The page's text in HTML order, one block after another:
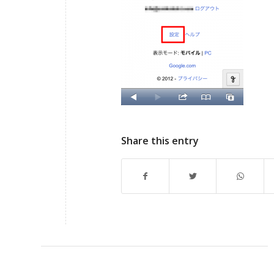
Share this entry